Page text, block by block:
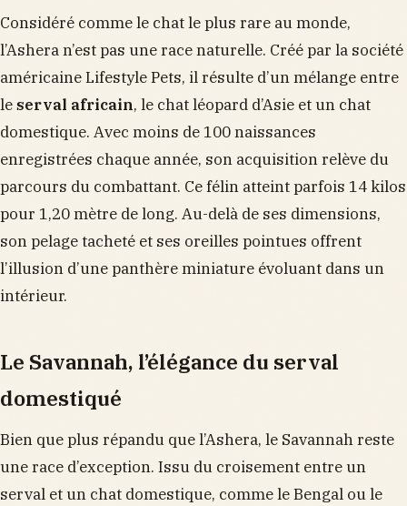
Considéré comme le chat le plus rare au monde,
l’Ashera n’est pas une race naturelle. Créé par la société
américaine Lifestyle Pets, il résulte d’un mélange entre
leserval africain, le chat léopard d’Asie et un chat
domestique. Avec moins de 100 naissances
enregistrées chaque année, son acquisition relève du
parcours du combattant. Ce félin atteint parfois 14 kilos
pour 1,20 mètre de long. Au-delà de ses dimensions,
son pelage tacheté et ses oreilles pointues offrent
l’illusion d’une panthère miniature évoluant dans un
intérieur.
Le Savannah, l’élégance du serval
domestiqué
Bien que plus répandu que l’Ashera, le Savannah reste
une race d’exception. Issu du croisement entre un
serval et un chat domestique, comme le Bengal ou le